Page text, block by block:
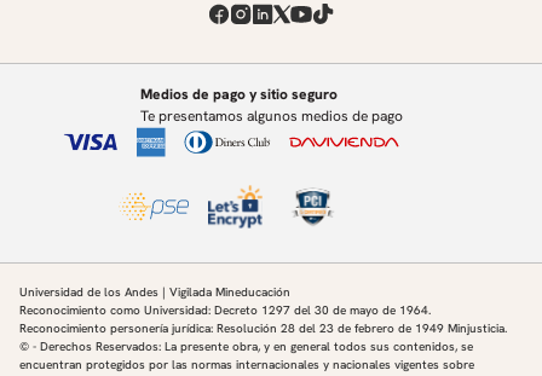
Medios de pago y sitio seguro
Te presentamos algunos medios de pago
Universidad de los Andes | Vigilada Mineducación
Reconocimiento como Universidad: Decreto 1297 del 30 de mayo de 1964.
Reconocimiento personería jurídica: Resolución 28 del 23 de febrero de 1949 Minjusticia.
© - Derechos Reservados: La presente obra, y en general todos sus contenidos, se
encuentran protegidos por las normas internacionales y nacionales vigentes sobre